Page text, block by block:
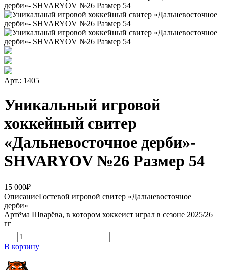
Арт.: 1405
Уникальный игровой
хоккейный свитер
«Дальневосточное дерби»-
SHVARYOV №26 Размер 54
15 000₽
ОписаниеГостевой игровой свитер «Дальневосточное
дерби»
Артёма Шварёва, в котором хоккеист играл в сезоне 2025/26
гг
В корзину